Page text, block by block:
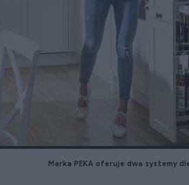
Marka PEKA oferuje dwa systemy